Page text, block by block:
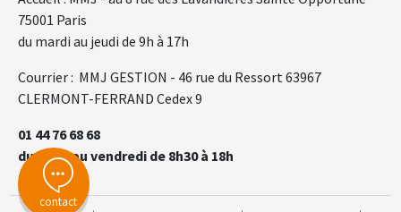
contact
75001 Paris
du mardi au jeudi de 9h à 17h
Courrier : MMJ GESTION - 46 rue du Ressort 63967
CLERMONT-FERRAND Cedex 9
01 44 76 68 68
du lundi au vendredi de 8h30 à 18h